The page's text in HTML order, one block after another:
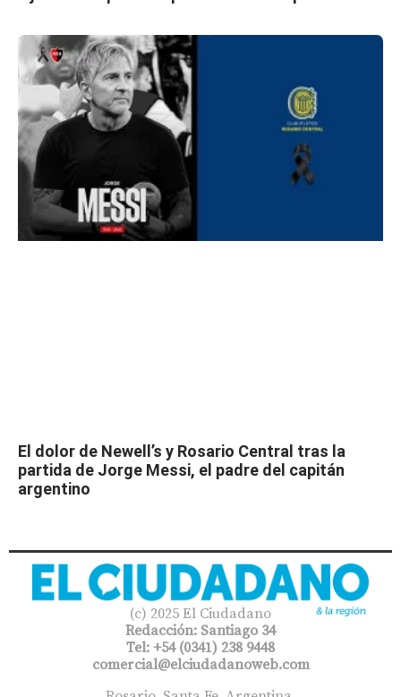
El dolor de Newell’s y Rosario Central tras la
partida de Jorge Messi, el padre del capitán
argentino
(c) 2025 El Ciudadano
Redacción: Santiago 34
Tel: +54 (0341) 238 9448
comercial@elciudadanoweb.com​